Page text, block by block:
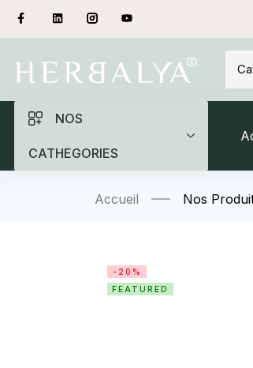
NOS
CATHEGORIES
Accueil Nos
-20%
FEATURED